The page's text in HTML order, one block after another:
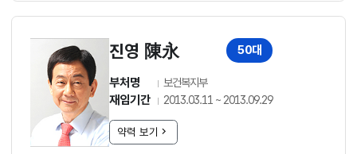
50대
진영 陳永
부처명 보건복지부
재임기간 2013.03.11 ~ 2013.09.29
약력 보기